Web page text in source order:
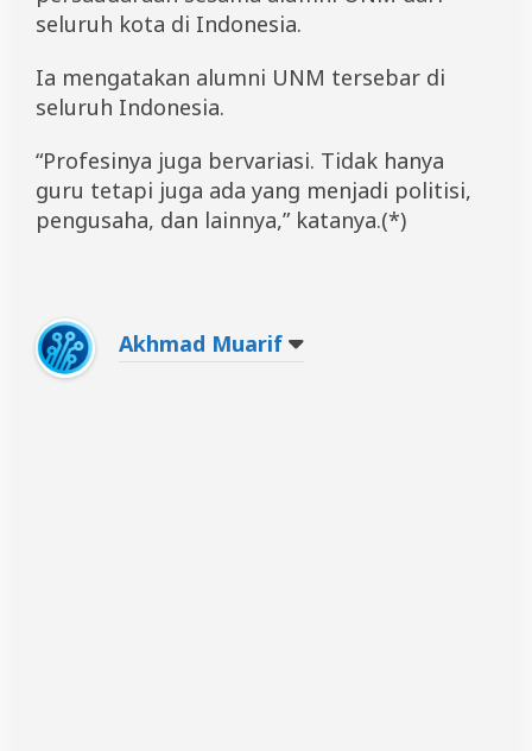
seluruh kota di Indonesia.
Ia mengatakan alumni UNM tersebar di
seluruh Indonesia.
“Profesinya juga bervariasi. Tidak hanya
guru tetapi juga ada yang menjadi politisi,
pengusaha, dan lainnya,” katanya.(*)
Akhmad Muarif